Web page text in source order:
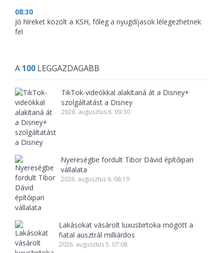
08:30
Jó híreket közölt a KSH, főleg a nyugdíjasok lélegezhetnek
fel
A 100 LEGGAZDAGABB
TikTok-videókkal alakítaná át a Disney+
szolgáltatást a Disney
2026. augusztus 6. 09:30
Nyereségbe fordult Tibor Dávid építőipari
vállalata
2026. augusztus 6. 08:19
Lakásokat vásárolt luxusbirtoka mögött a
fiatal ausztrál milliárdos
2026. augusztus 5. 07:08